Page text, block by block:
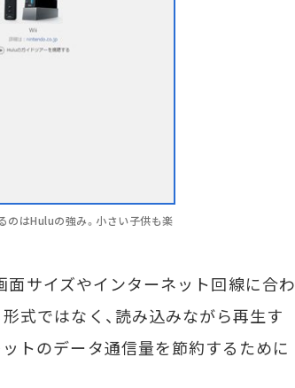
のはHuluの強み。小さい子供も楽
サイズやインターネット回線に合わ
式ではなく、読み込みながら再生す
トのデータ通信量を節約するために